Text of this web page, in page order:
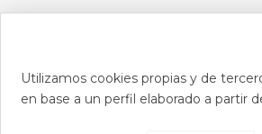
Utilizamos cookies propias y de
en base a un perfil elaborado a partir